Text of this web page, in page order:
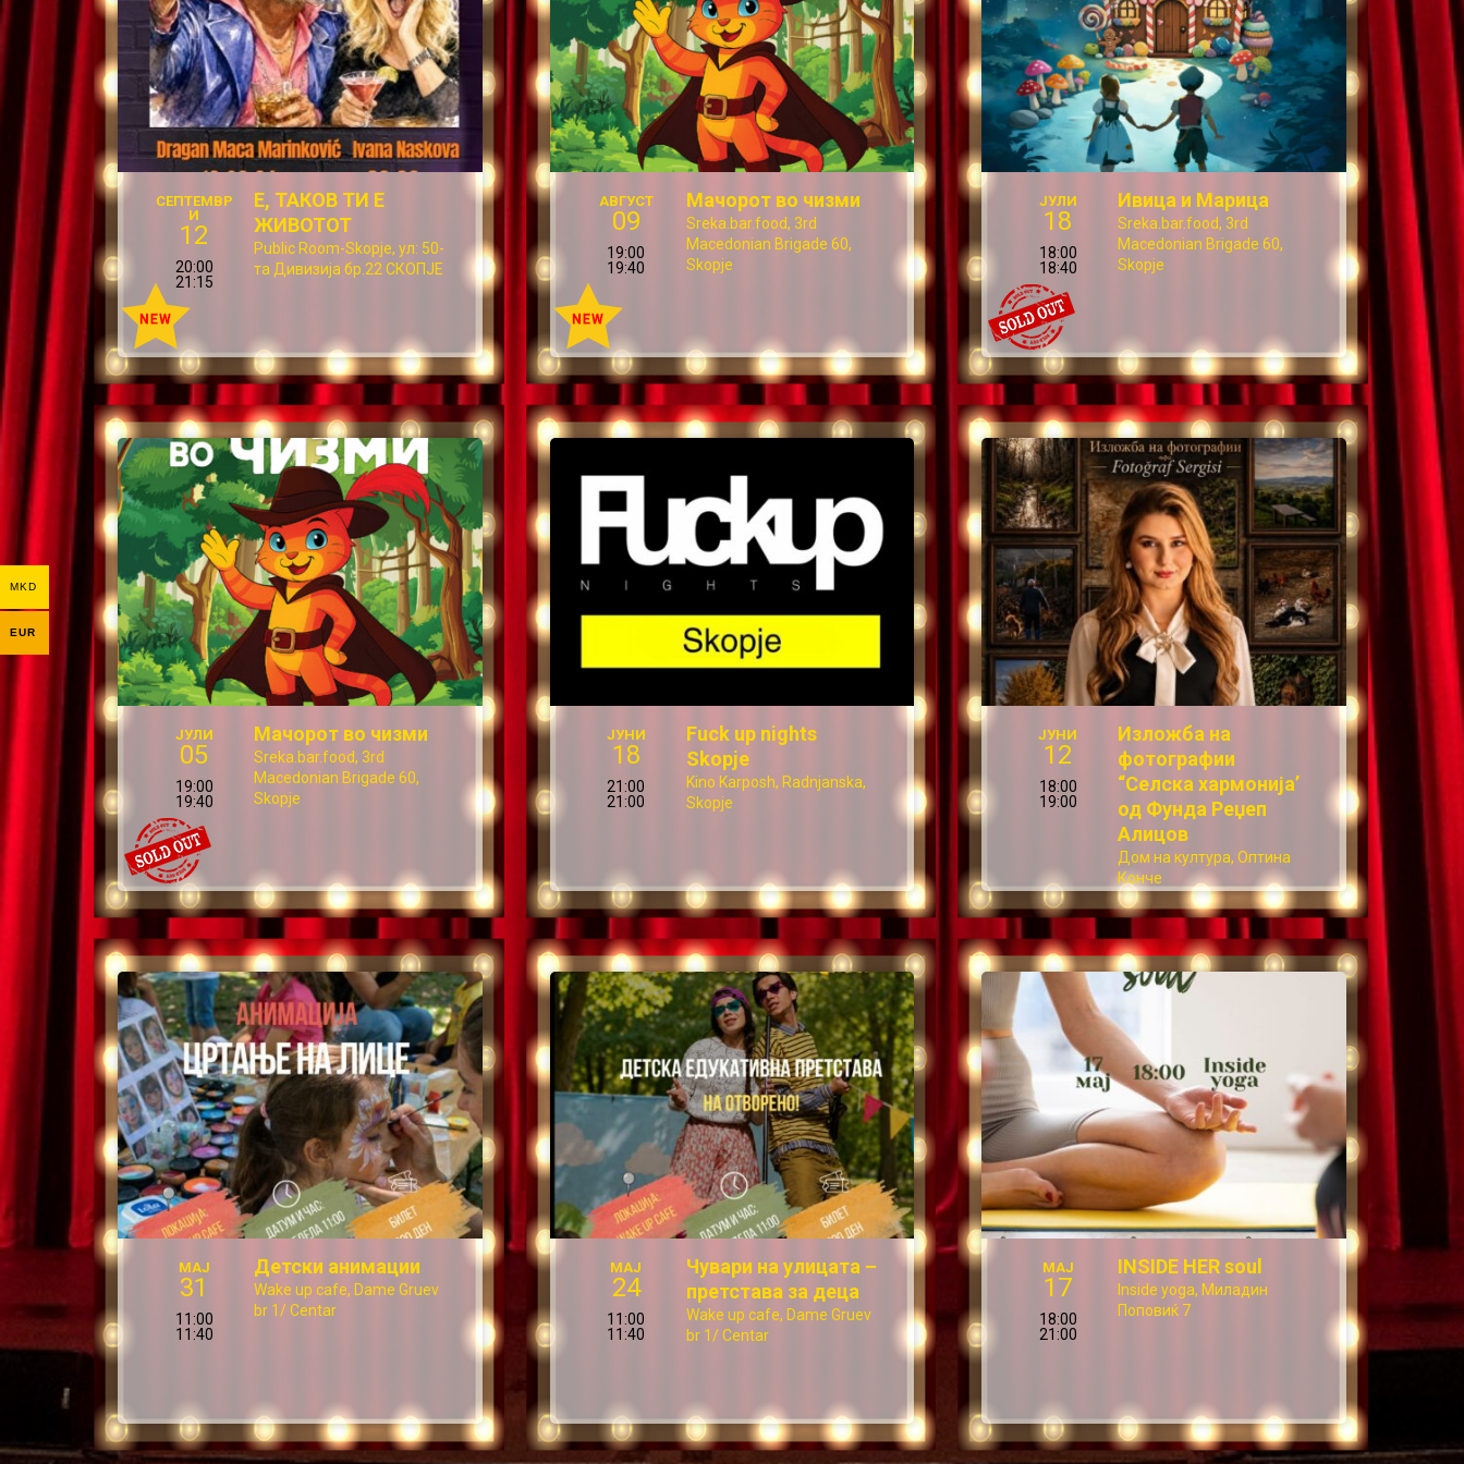
СЕПТЕМВР
И
12
20:00
21:15
Е, ТАКОВ ТИ Е
ЖИВОТОТ
Public Room-Skopje, ул: 50-
та Дивизија бр.22 СКОПЈЕ
АВГУСТ
09
19:00
19:40
Мачорот во чизми
Sreka.bar.food, 3rd
Macedonian Brigade 60,
Skopje
ЈУЛИ
18
18:00
18:40
Ивица и Марица
Sreka.bar.food, 3rd
Macedonian Brigade 60,
Skopje
ЈУЛИ
05
19:00
19:40
Мачорот во чизми
Sreka.bar.food, 3rd
Macedonian Brigade 60,
Skopje
ЈУНИ
18
21:00
21:00
Fuck up nights
Skopje
Kino Karposh, Radnjanska,
Skopje
ЈУНИ
12
18:00
19:00
Изложба на
фотографии
“Селска хармонија’
од Фунда Реџеп
Алицов
Дом на култура, Оптина
Конче
МАЈ
31
11:00
11:40
Детски анимации
Wake up cafe, Dame Gruev
br 1/ Centar
МАЈ
24
11:00
11:40
Чувари на улицата –
претстава за деца
Wake up cafe, Dame Gruev
br 1/ Centar
МАЈ
17
18:00
21:00
INSIDE HER soul
Inside yoga, Миладин
Поповиќ 7
MKD
EUR